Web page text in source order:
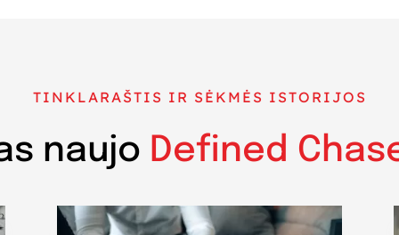
TINKLARAŠTIS IR SĖKMĖS ISTORIJOS
naujo Defined